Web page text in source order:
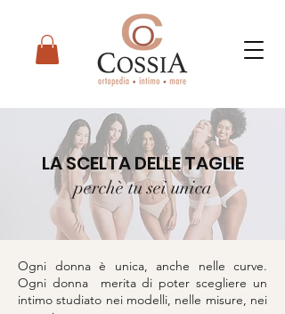
LA SCELTA DELLE TAGLIE
perchè tu sei unica
Ogni donna è unica, anche nelle curve.
Ogni donna merita di poter scegliere un
intimo studiato nei modelli, nelle misure, nei